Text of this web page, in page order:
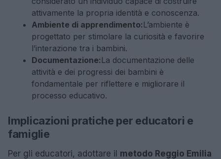
attivamente la propria identità e conoscenza.
Ambiente di apprendimento: L’ambiente è
progettato per stimolare la curiosità e favorire
l’interazione tra i bambini.
Documentazione: La documentazione delle
attività e dei progressi dei bambini è
fondamentale per riflettere e migliorare il
processo educativo.
Implicazioni pratiche per educatori e
famiglie
Per gli educatori, adottare il metodo Reggio Emilia